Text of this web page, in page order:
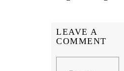
LEAVE A
COMMENT